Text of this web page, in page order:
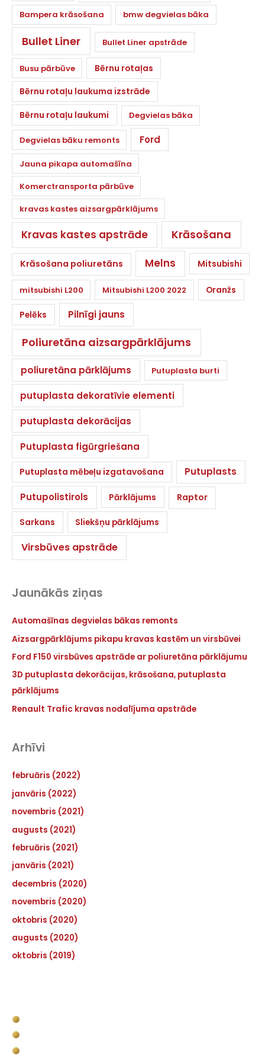
Bampera krāsošana bmw degvielas bāka
Bullet Liner Bullet Liner apstrāde
Busu pārbūve
Bērnu rotaļas
Bērnu rotaļu laukuma izstrāde
Bērnu rotaļu laukumi
Degvielas bāka
Degvielas bāku remonts Ford
Jauna pikapa automašīna
Komerctransporta pārbūve
kravas kastes aizsargpārklājums
Kravas kastes apstrāde Krāsošana
Krāsošana poliuretāns Melns Mitsubishi
mitsubishi L200 Mitsubishi L200 2022 Oranžs
Pelēks Pilnīgi jauns
Poliuretāna aizsargpārklājums
poliuretāna pārklājums Putuplasta burti
putuplasta dekoratīvie elementi
putuplasta dekorācijas
Putuplasta figūrgriešana
Putuplasta mēbeļu izgatavošana Putuplasts
Putupolistirols Pārklājums Raptor
Sarkans Sliekšņu pārklājums
Virsbūves apstrāde
Jaunākās ziņas
Automašīnas degvielas bākas remonts
Aizsargpārklājums pikapu kravas kastēm un virsbūvei
Ford F150 virsbūves apstrāde ar poliuretāna pārklājumu
3D putuplasta dekorācijas, krāsošana, putuplasta
pārklājums
Renault Trafic kravas nodalījuma apstrāde
Arhīvi
februāris (2022)
janvāris (2022)
novembris (2021)
augusts (2021)
februāris (2021)
janvāris (2021)
decembris (2020)
novembris (2020)
oktobris (2020)
augusts (2020)
oktobris (2019)